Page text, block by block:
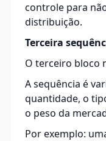
controle para
distribuição.
Terceira
O terceiro bloco
A sequência é
quantidade, o
o peso da
Por exemplo: